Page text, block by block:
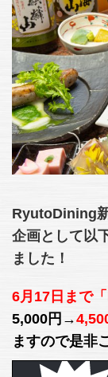
RyutoDining
企画として以
ました！
6月17日まで
5,000円→
ますので是非